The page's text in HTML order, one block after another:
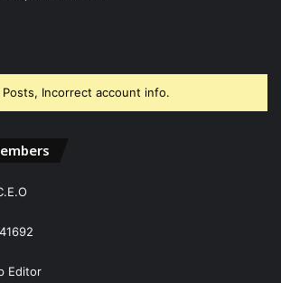
Incorrect account info.
Editor